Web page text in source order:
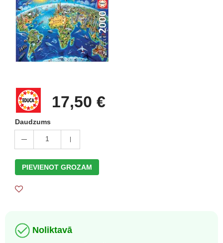
17,50 €
Daudzums
1
PIEVIENOT GROZAM
Noliktavā